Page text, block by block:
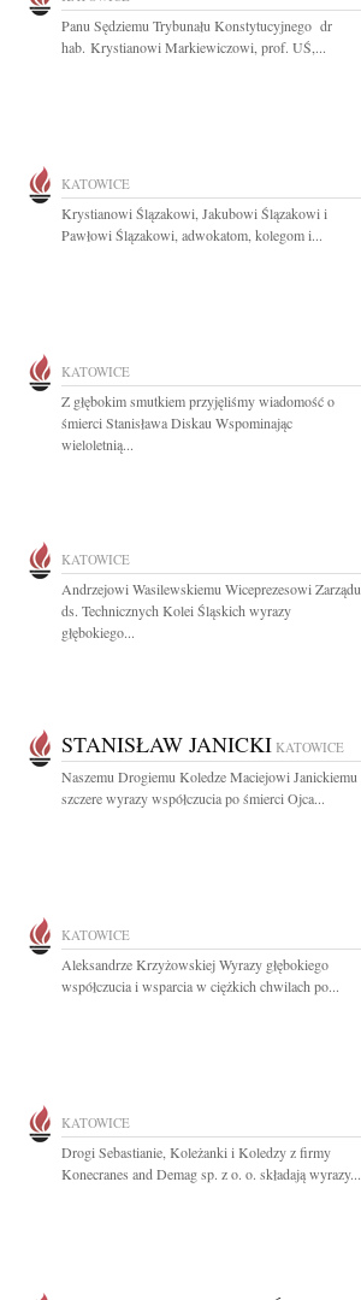
Panu Sędziemu Trybunału Konstytucyjnego dr
hab. Krystianowi Markiewiczowi, prof. UŚ,...
KATOWICE
Krystianowi Ślązakowi, Jakubowi Ślązakowi i
Pawłowi Ślązakowi, adwokatom, kolegom i...
KATOWICE
Z głębokim smutkiem przyjęliśmy wiadomość o
śmierci Stanisława Diskau Wspominając
wieloletnią...
KATOWICE
Andrzejowi Wasilewskiemu Wiceprezesowi Zarządu
ds. Technicznych Kolei Śląskich wyrazy
głębokiego...
STANISŁAW JANICKI KATOWICE
Naszemu Drogiemu Koledze Maciejowi Janickiemu
szczere wyrazy współczucia po śmierci Ojca...
KATOWICE
Aleksandrze Krzyżowskiej Wyrazy głębokiego
współczucia i wsparcia w ciężkich chwilach po...
KATOWICE
Drogi Sebastianie, Koleżanki i Koledzy z firmy
Konecranes and Demag sp. z o. o. składają wyrazy...